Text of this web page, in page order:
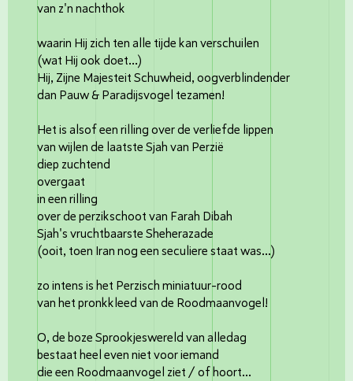
van z'n nachthok
waarin Hij zich ten alle tijde ­kan verschuilen
(wat Hij ook doet...)
Hij, Zijne Majesteit Schuwheid, oogverblindender
dan Pauw & Paradijsvogel tezamen!
Het is alsof een rilling over de verliefde lippen
van wijlen de laatste Sjah van Perzië
diep zuchtend
overgaat
in een rilling
over de perzikschoot van Farah Dibah
Sjah's vruchtbaarste Sheherazade
(ooit, toen Iran nog een seculiere staat was...)
zo intens is het Perzisch miniatuur-rood
van het pronkkleed van de Roodmaanvogel!
O, de boze Sprookjeswereld van alledag
bestaat heel even niet voor iemand
die een Roodmaanvogel ziet / of hoort...